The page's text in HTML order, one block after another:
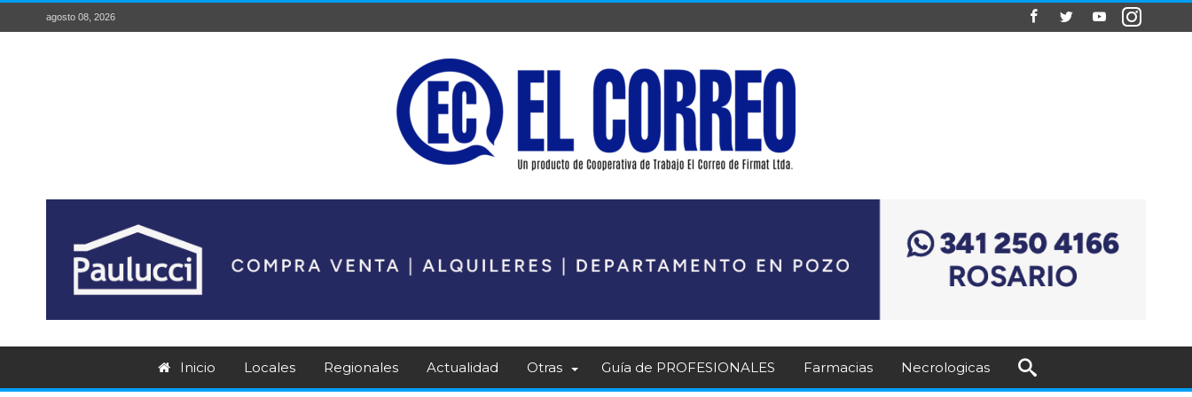
agosto 08, 2026
Inicio Locales Regionales Actualidad Otras Guía de PROFESIONALES Farmacias Necrologicas